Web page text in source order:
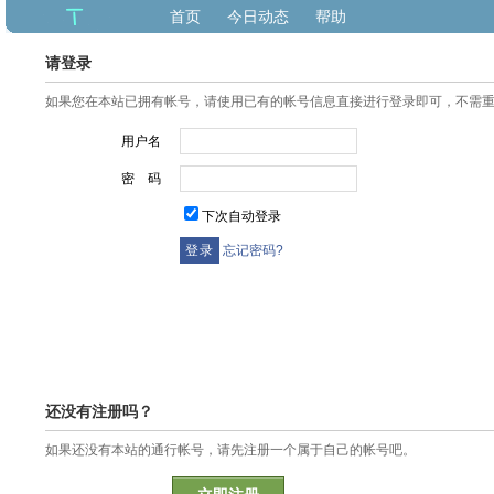
首页 今日动态 帮助
请登录
如果您在本站已拥有帐号，请使用已有的帐号信息直接进行登录即可，不需
用户名
密 码
下次自动登录
忘记密码?
还没有注册吗？
如果还没有本站的通行帐号，请先注册一个属于自己的帐号吧。